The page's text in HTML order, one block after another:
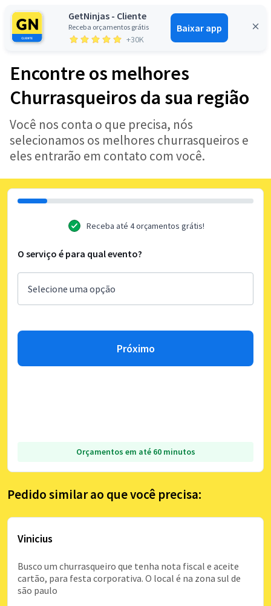
GetNinjas - Cliente
Receba orçamentos grátis
+30K
Baixar app
Entrar
Encontre os melhores
Churrasqueiros da sua região
Você nos conta o que precisa, nós
selecionamos os melhores churrasqueiros e
eles entrarão em contato com você.
Receba até 4 orçamentos grátis!
O serviço é para qual evento?
Próximo
Orçamentos em até 60 minutos
Pedido similar ao que você precisa:
Vinicius
Busco um churrasqueiro que tenha nota fiscal e aceite
cartão, para festa corporativa. O local é na zona sul de
são paulo